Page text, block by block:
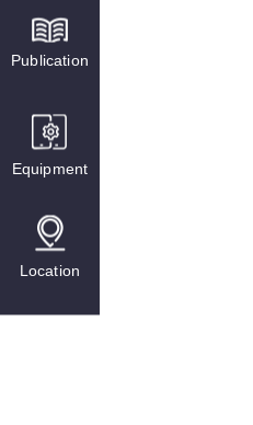
Publication
Equipment
Location